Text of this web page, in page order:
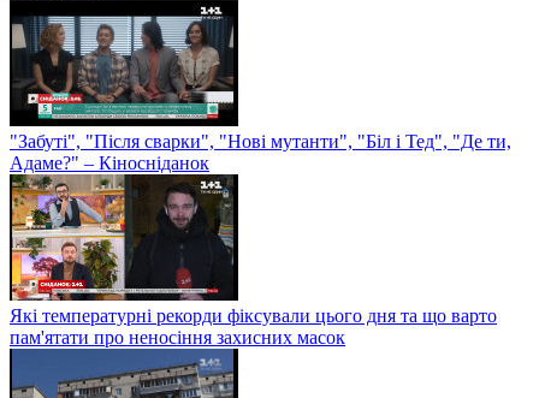
"Забуті", "Після сварки", "Нові мутанти", "Біл і Тед", "Де ти,
Адаме?" – Кіносніданок
Які температурні рекорди фіксували цього дня та що варто
пам'ятати про неносіння захисних масок